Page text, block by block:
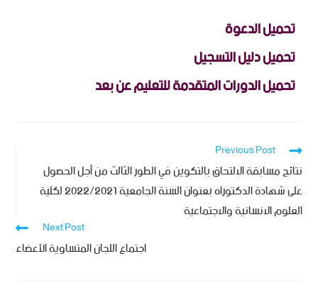
تحميل الدعوة
تحميل دليل التسجيل
تحميل الدورات المتقدمة للتعليم عن بعد
Previous Post
نتائج مسابقة الالتحاق بالتكوين في الطور الثالث من أجل الحصول
على شهادة الدكتوراه بعنوان السنة الجامعية 2022/2021 لكلية
العلوم الانسانية والاجتماعية
Next Post
اجتماع اللجان المتساوية الأعضاء